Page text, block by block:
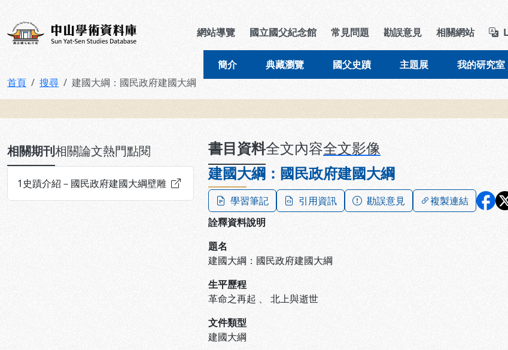
中山學術資料庫 導覽列區塊
網站導覽 國立國父紀念館 常見問題 勘誤意見 相關網站
簡介 典藏瀏覽 國父史蹟 主題展 我的研究室
首頁 搜尋 建國大綱：國民政府建國大綱
相關期刊相關論文熱門點閱
1 史蹟介紹－國民政府建國大綱壁雕
書目資料全文內容全文影像
建國大綱：國民政府建國大綱
學習筆記 引用資訊 勘誤意見 複製連結
詮釋資料說明
題名
建國大綱：國民政府建國大綱
生平歷程
革命之再起 、 北上與逝世
文件類型
建國大綱